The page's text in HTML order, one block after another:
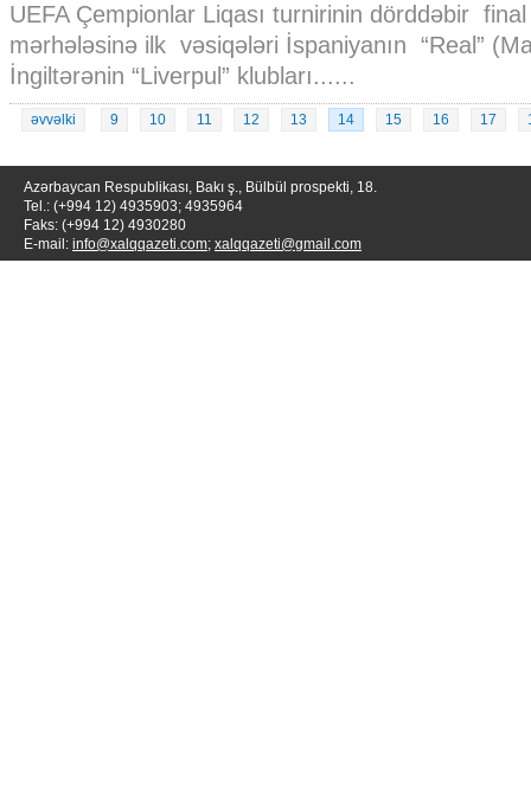
UEFA Çempionlar Liqası turnirinin dörddəbir final
mərhələsinə ilk vəsiqələri İspaniyanın “Real”
İngiltərənin “Liverpul” klubları......
əvvəlki 9 10 11 12 13 14 15 16 17
Azərbaycan Respublikası, Bakı ş., Bülbül prospekti, 18.
Tel.: (+994 12) 4935903; 4935964
Faks: (+994 12) 4930280
E-mail: info@xalqqazeti.com; xalqqazeti@gmail.com